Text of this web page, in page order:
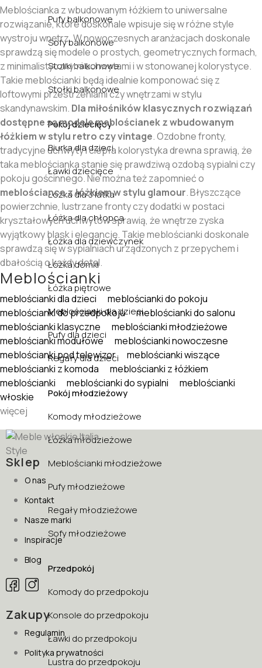
Pufy balkonowe
Sofy balkonowe
Stoliki balkonowe
Stołki balkonowe
Pokój dziecięcy
Biurka dla dzieci
Ławki dziecięce
Łóżka dla 3 latka
Łóżka dla chłopca
Łóżka dla dziewczynek
Łóżka domki
Łóżka piętrowe
Meblościanki dla dzieci
Pufy dla dzieci
Regały dla dzieci
Pokój młodzieżowy
Komody młodzieżowe
Łóżka młodzieżowe
Meblościanki młodzieżowe
Pufy młodzieżowe
Regały młodzieżowe
Sofy młodzieżowe
Przedpokój
Komody do przedpokoju
Konsole do przedpokoju
Ławki do przedpokoju
Lustra do przedpokoju
Meblościanka z wbudowanym łóżkiem to uniwersalne
rozwiązanie, które doskonale wpisuje się w różne style
wystroju wnętrz. W nowoczesnych aranżacjach doskonale
sprawdzą się modele o prostych, geometrycznych formach,
z minimalistycznymi uchwytami i w stonowanej kolorystyce.
Takie meblościanki będą idealnie komponować się z
loftowymi przestrzeniami czy wnętrzami w stylu
skandynawskim. Dla miłośników klasycznych rozwiązań
dostępne są modele meblościanek z wbudowanym
łóżkiem w stylu retro czy vintage. Ozdobne fronty,
tradycyjne uchwyty i ciepła kolorystyka drewna sprawią, że
taka meblościanka stanie się prawdziwą ozdobą sypialni czy
pokoju gościnnego. Nie można też zapomnieć o
meblościance z łóżkiem w stylu glamour. Błyszczące
powierzchnie, lustrzane fronty czy dodatki w postaci
kryształowych uchwytów sprawią, że wnętrze zyska
wyjątkowy blask i elegancję. Takie meblościanki doskonale
sprawdzą się w sypialniach urządzonych z przepychem i
dbałością o każdy detal.
Meblościanki
meblościanki dla dzieci
meblościanki do pokoju
meblościanki do przedpokoju
meblościanki do salonu
meblościanki klasyczne
meblościanki młodzieżowe
meblościanki modułowe
meblościanki nowoczesne
meblościanki pod telewizor
meblościanki wiszące
meblościanki z komoda
meblościanki z łóżkiem
meblościanki
meblościanki do sypialni
meblościanki
włoskie
więcej
Sklep
O nas
Kontakt
Nasze marki
Inspiracje
Blog
Zakupy
Regulamin
Polityka prywatności